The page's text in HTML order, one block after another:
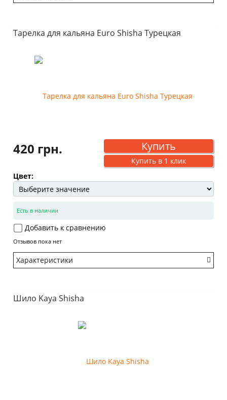
Тарелка для кальяна Euro Shisha Турецкая
420 грн. Купить
Купить в 1 клик
Цвет:
Есть в наличии
Добавить к сравнению
Отзывов пока нет
Характеристики
Шило Kaya Shisha